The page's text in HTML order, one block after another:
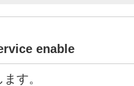
enable
す。